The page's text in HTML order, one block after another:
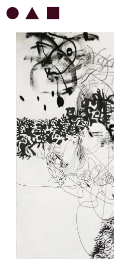
DANIEL
CATALOGUE
1 DESSINS ET
2 ART DIGITAL &
3
4